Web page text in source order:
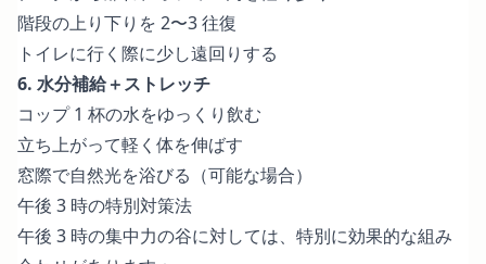
階段の上り下りを 2〜3 往復
トイレに行く際に少し遠回りする
6. 水分補給＋ストレッチ
コップ 1 杯の水をゆっくり飲む
立ち上がって軽く体を伸ばす
窓際で自然光を浴びる（可能な場合）
午後 3 時の特別対策法
午後 3 時の集中力の谷に対しては、特別に効果的な組み